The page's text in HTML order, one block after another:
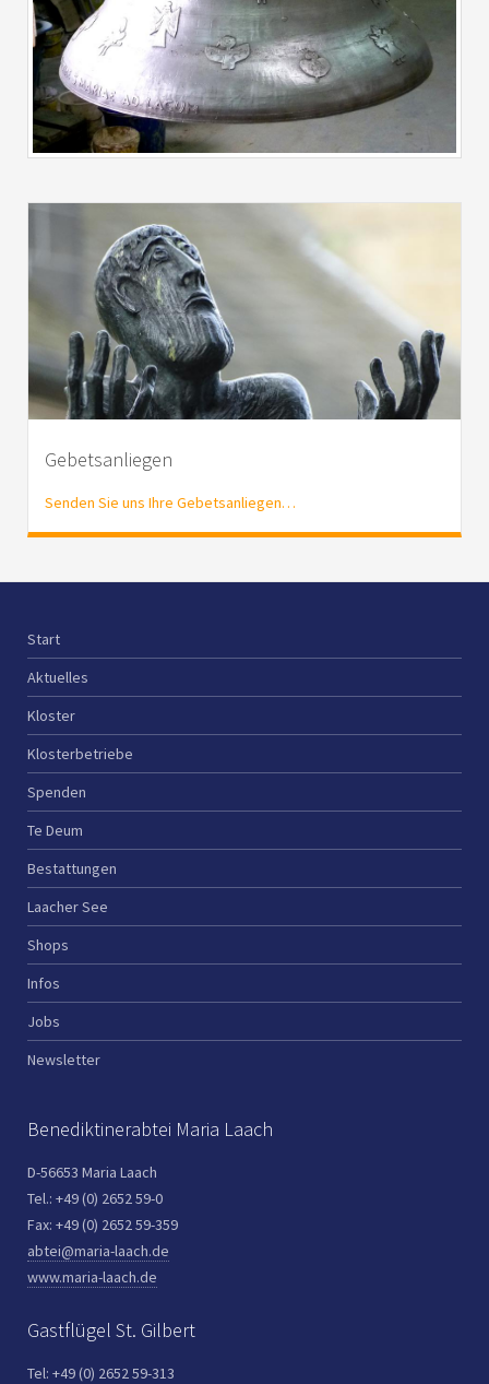
Gebetsanliegen
Senden Sie uns Ihre Gebetsanliegen…
Start
Aktuelles
Kloster
Klosterbetriebe
Spenden
Te Deum
Bestattungen
Laacher See
Shops
Infos
Jobs
Newsletter
Benediktinerabtei Maria Laach
D-56653 Maria Laach
Tel.: +49 (0) 2652 59-0
Fax: +49 (0) 2652 59-359
abtei@maria-laach.de
www.maria-laach.de
Gastflügel St. Gilbert
Tel: +49 (0) 2652 59-313